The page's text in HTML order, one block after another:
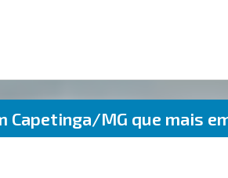
Capetinga/MG que mais